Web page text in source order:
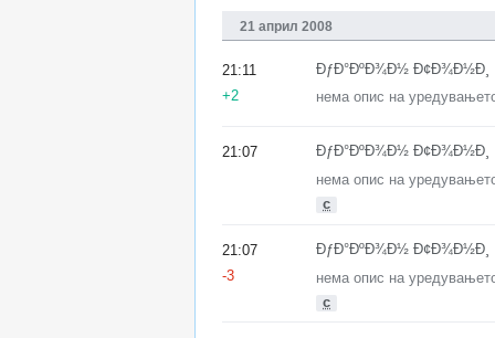
21 април 2008
ÐƒÐ°ÐºÐ¾Ð½ Ð¢Ð¾Ð½Ð¸
нема опис на
21:11
+2
ÐƒÐ°ÐºÐ¾Ð½ Ð¢Ð¾Ð½Ð¸
нема опис на
с
21:07
ÐƒÐ°ÐºÐ¾Ð½ Ð¢Ð¾Ð½Ð¸
нема опис на
с
21:07
-3